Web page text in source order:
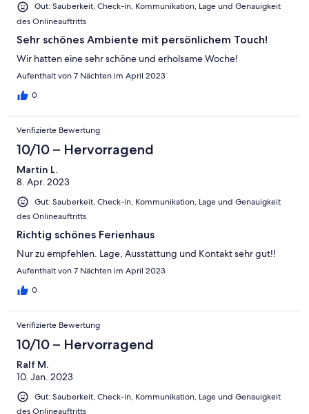
Gut: Sauberkeit, Check-in, Kommunikation, Lage und Genauigkeit
des Onlineauftritts
Sehr schönes Ambiente mit persönlichem Touch!
Wir hatten eine sehr schöne und erholsame Woche!
Aufenthalt von 7 Nächten im April 2023
0
Verifizierte Bewertung
10/10 – Hervorragend
Martin L.
8. Apr. 2023
Gut: Sauberkeit, Check-in, Kommunikation, Lage und Genauigkeit
des Onlineauftritts
Richtig schönes Ferienhaus
Nur zu empfehlen. Lage, Ausstattung und Kontakt sehr gut!!
Aufenthalt von 7 Nächten im April 2023
0
Verifizierte Bewertung
10/10 – Hervorragend
Ralf M.
10. Jan. 2023
Gut: Sauberkeit, Check-in, Kommunikation, Lage und Genauigkeit
des Onlineauftritts